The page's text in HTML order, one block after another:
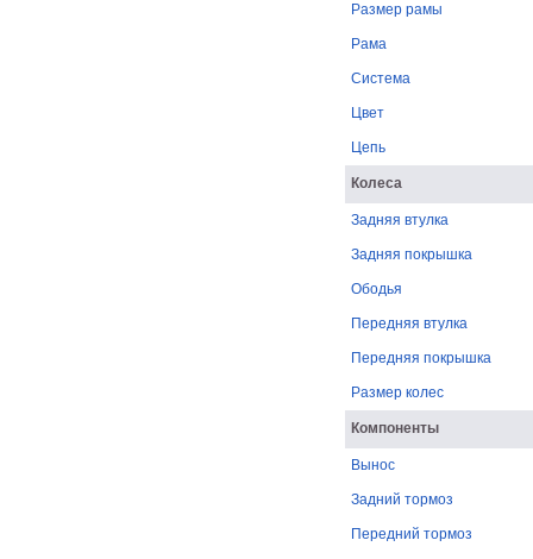
Размер рамы
Рама
Система
Цвет
Цепь
Колеса
Задняя втулка
Задняя покрышка
Ободья
Передняя втулка
Передняя покрышка
Размер колес
Компоненты
Вынос
Задний тормоз
Передний тормоз